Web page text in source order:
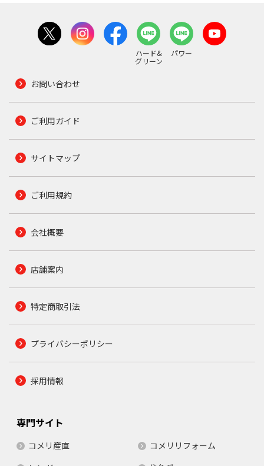
ハード&
グリーン
パワー
お問い合わせ
ご利用ガイド
サイトマップ
ご利用規約
会社概要
店舗案内
特定商取引法
プライバシーポリシー
採用情報
専門サイト
コメリ産直
コメリリフォーム